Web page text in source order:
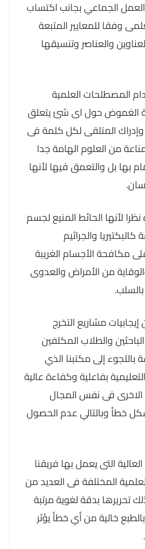
الجماعي بجانب اكتساب
وفقا للمعايير المتبعة
والعناصر وتنسيقها
المصطلحات العلمية
الغموض حول اى شئ يتعلق
المتلقى لكل كلمة فى
من العلوم الهامة جدا
بها بل والتعمق فيها لأنها
لأنها الحائط المنيع لجسم
والجراثيم
مكافحة الأجسام الغريبة
من الأمراض والعدوى
مشاريع التخرج
والطلاب المكلفين
إلى مكتبنا الذي
بفاعلية وكفاءة عالية
الاخرى فى نفس المجال
خطأ وبالتالي عدم الحصول
التى يعمل بها فريقنا
المختلفة فى العديد من
تحريرها بدقة لغوية مرتبة
خالية من أي خطأ يؤثر